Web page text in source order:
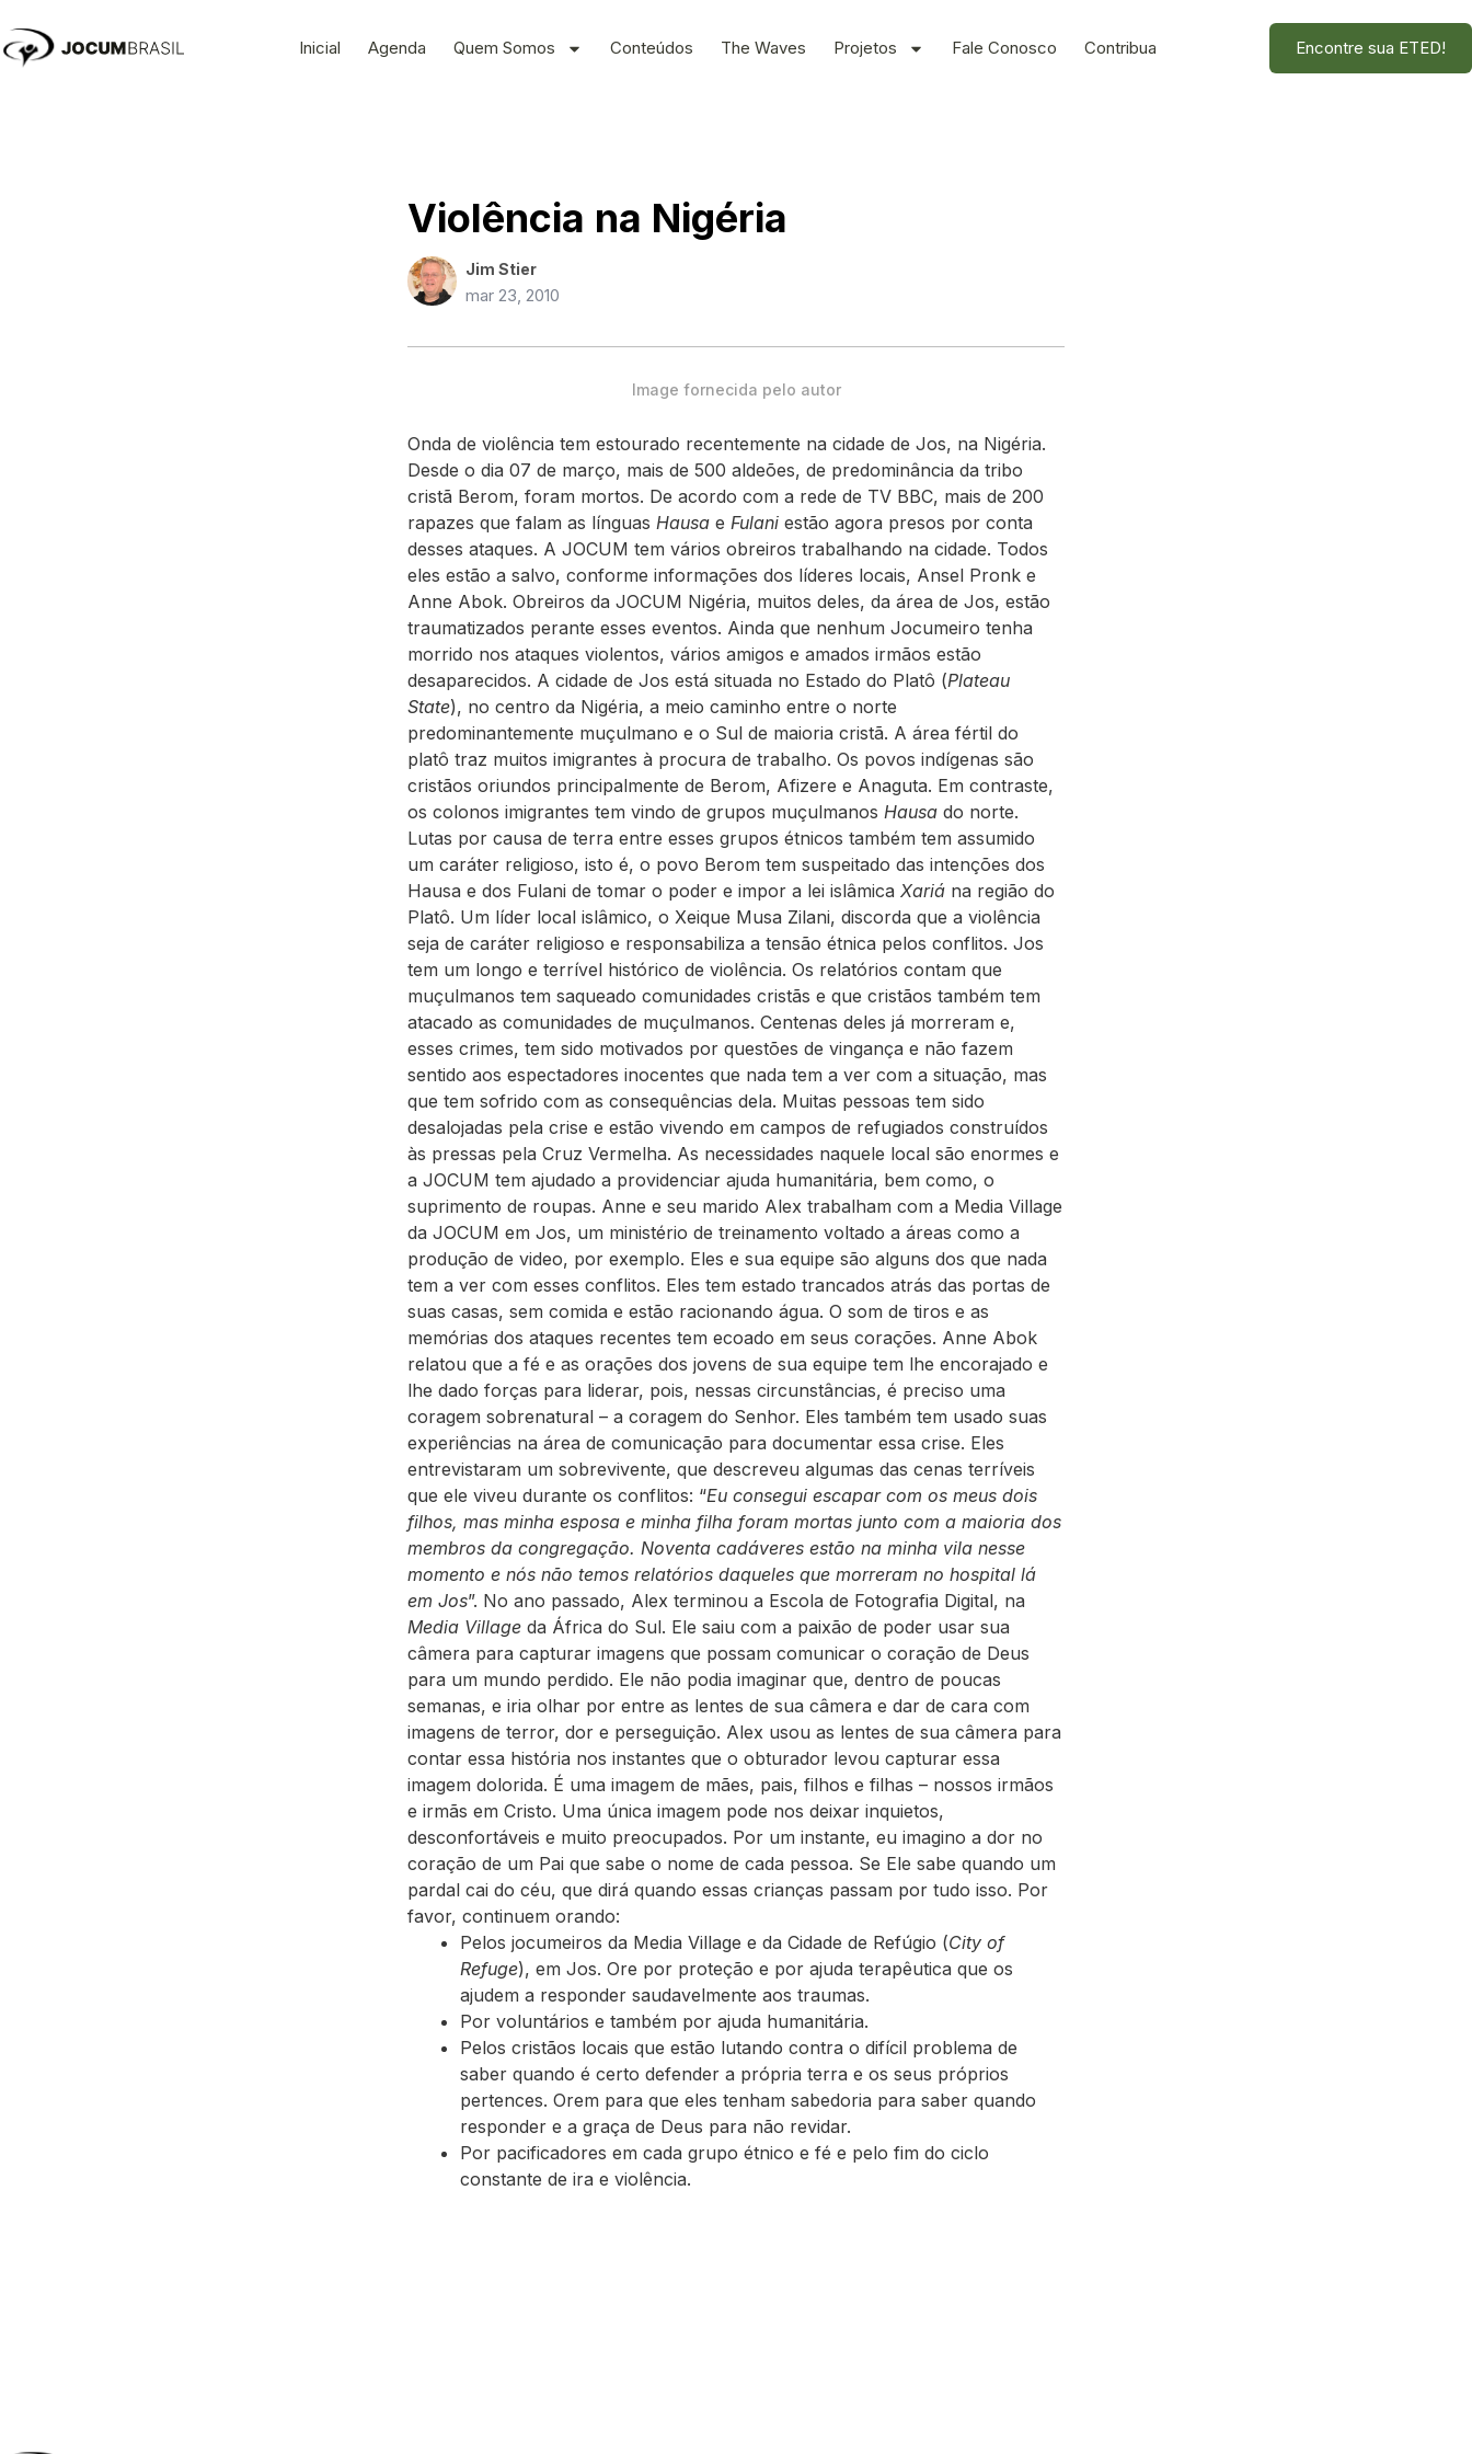
para
Inicial Agenda Quem Somos Conteúdos The Waves Projetos Fale Conosco Contribua Encontre sua ETED!
Violência na Nigéria
Jim Stier
mar 23, 2010
Image fornecida pelo autor
Onda de violência tem estourado recentemente na cidade de Jos, na Nigéria.
Desde o dia 07 de março, mais de 500 aldeões, de predominância da tribo
cristã Berom, foram mortos. De acordo com a rede de TV BBC, mais de 200
rapazes que falam as línguas Hausa e Fulani estão agora presos por conta
desses ataques. A JOCUM tem vários obreiros trabalhando na cidade. Todos
eles estão a salvo, conforme informações dos líderes locais, Ansel Pronk e
Anne Abok. Obreiros da JOCUM Nigéria, muitos deles, da área de Jos, estão
traumatizados perante esses eventos. Ainda que nenhum Jocumeiro tenha
morrido nos ataques violentos, vários amigos e amados irmãos estão
desaparecidos. A cidade de Jos está situada no Estado do Platô (Plateau
State), no centro da Nigéria, a meio caminho entre o norte
predominantemente muçulmano e o Sul de maioria cristã. A área fértil do
platô traz muitos imigrantes à procura de trabalho. Os povos indígenas são
cristãos oriundos principalmente de Berom, Afizere e Anaguta. Em contraste,
os colonos imigrantes tem vindo de grupos muçulmanos Hausa do norte.
Lutas por causa de terra entre esses grupos étnicos também tem assumido
um caráter religioso, isto é, o povo Berom tem suspeitado das intenções dos
Hausa e dos Fulani de tomar o poder e impor a lei islâmica Xariá na região do
Platô. Um líder local islâmico, o Xeique Musa Zilani, discorda que a violência
seja de caráter religioso e responsabiliza a tensão étnica pelos conflitos. Jos
tem um longo e terrível histórico de violência. Os relatórios contam que
muçulmanos tem saqueado comunidades cristãs e que cristãos também tem
atacado as comunidades de muçulmanos. Centenas deles já morreram e,
esses crimes, tem sido motivados por questões de vingança e não fazem
sentido aos espectadores inocentes que nada tem a ver com a situação, mas
que tem sofrido com as consequências dela. Muitas pessoas tem sido
desalojadas pela crise e estão vivendo em campos de refugiados construídos
às pressas pela Cruz Vermelha. As necessidades naquele local são enormes e
a JOCUM tem ajudado a providenciar ajuda humanitária, bem como, o
suprimento de roupas. Anne e seu marido Alex trabalham com a Media Village
da JOCUM em Jos, um ministério de treinamento voltado a áreas como a
produção de video, por exemplo. Eles e sua equipe são alguns dos que nada
tem a ver com esses conflitos. Eles tem estado trancados atrás das portas de
suas casas, sem comida e estão racionando água. O som de tiros e as
memórias dos ataques recentes tem ecoado em seus corações. Anne Abok
relatou que a fé e as orações dos jovens de sua equipe tem lhe encorajado e
lhe dado forças para liderar, pois, nessas circunstâncias, é preciso uma
coragem sobrenatural – a coragem do Senhor. Eles também tem usado suas
experiências na área de comunicação para documentar essa crise. Eles
entrevistaram um sobrevivente, que descreveu algumas das cenas terríveis
que ele viveu durante os conflitos: “Eu consegui escapar com os meus dois
filhos, mas minha esposa e minha filha foram mortas junto com a maioria dos
membros da congregação. Noventa cadáveres estão na minha vila nesse
momento e nós não temos relatórios daqueles que morreram no hospital lá
em Jos”. No ano passado, Alex terminou a Escola de Fotografia Digital, na
Media Village da África do Sul. Ele saiu com a paixão de poder usar sua
câmera para capturar imagens que possam comunicar o coração de Deus
para um mundo perdido. Ele não podia imaginar que, dentro de poucas
semanas, e iria olhar por entre as lentes de sua câmera e dar de cara com
imagens de terror, dor e perseguição. Alex usou as lentes de sua câmera para
contar essa história nos instantes que o obturador levou capturar essa
imagem dolorida. É uma imagem de mães, pais, filhos e filhas – nossos irmãos
e irmãs em Cristo. Uma única imagem pode nos deixar inquietos,
desconfortáveis e muito preocupados. Por um instante, eu imagino a dor no
coração de um Pai que sabe o nome de cada pessoa. Se Ele sabe quando um
pardal cai do céu, que dirá quando essas crianças passam por tudo isso. Por
favor, continuem orando:
Pelos jocumeiros da Media Village e da Cidade de Refúgio (City of
Refuge), em Jos. Ore por proteção e por ajuda terapêutica que os
ajudem a responder saudavelmente aos traumas.
Por voluntários e também por ajuda humanitária.
Pelos cristãos locais que estão lutando contra o difícil problema de
saber quando é certo defender a própria terra e os seus próprios
pertences. Orem para que eles tenham sabedoria para saber quando
responder e a graça de Deus para não revidar.
Por pacificadores em cada grupo étnico e fé e pelo fim do ciclo
constante de ira e violência.